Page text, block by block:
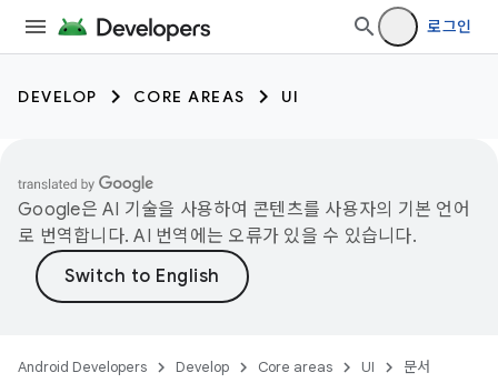
로그인
DEVELOP CORE AREAS UI
Google은 AI 기술을 사용하여 콘텐츠를 사용자의 기본 언어
로 번역합니다. AI 번역에는 오류가 있을 수 있습니다.
Android Developers Develop Core areas UI 문서